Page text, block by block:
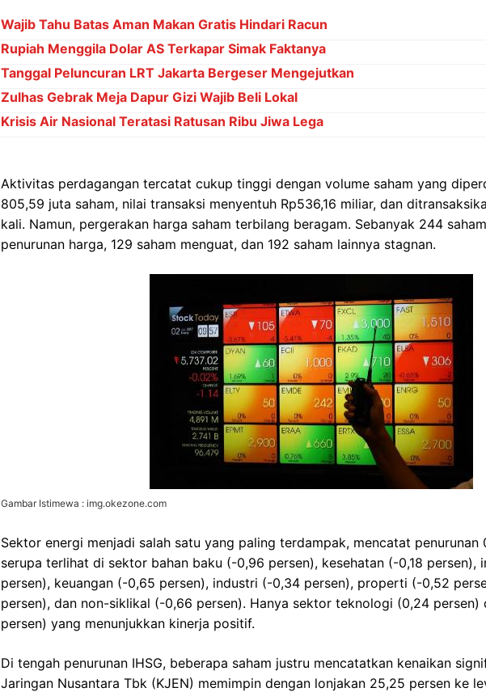
Wajib Tahu Batas Aman Makan Gratis Hindari Racun
Rupiah Menggila Dolar AS Terkapar Simak Faktanya
Tanggal Peluncuran LRT Jakarta Bergeser Mengejutkan
Zulhas Gebrak Meja Dapur Gizi Wajib Beli Lokal
Krisis Air Nasional Teratasi Ratusan Ribu Jiwa Lega
Aktivitas perdagangan tercatat cukup tinggi dengan volume saham yang
805,59 juta saham, nilai transaksi menyentuh Rp536,16 miliar, dan
kali. Namun, pergerakan harga saham terbilang beragam. Sebanyak 244
penurunan harga, 129 saham menguat, dan 192 saham lainnya stagnan.
Gambar Istimewa : img.okezone.com
Sektor energi menjadi salah satu yang paling terdampak, mencatat penurunan
serupa terlihat di sektor bahan baku (-0,96 persen), kesehatan (-0,18 persen),
persen), keuangan (-0,65 persen), industri (-0,34 persen), properti (-0,52
persen), dan non-siklikal (-0,66 persen). Hanya sektor teknologi (0,24
persen) yang menunjukkan kinerja positif.
Di tengah penurunan IHSG, beberapa saham justru mencatatkan kenaikan
Jaringan Nusantara Tbk (KJEN) memimpin dengan lonjakan 25,25 persen ke